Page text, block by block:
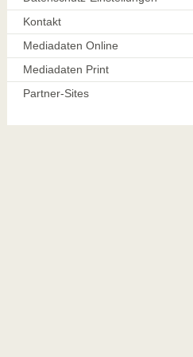
Kontakt
Mediadaten Online
Mediadaten Print
Partner-Sites